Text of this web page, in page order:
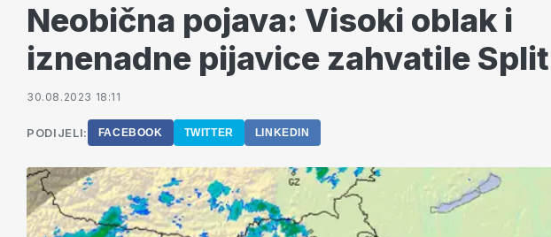
Neobična pojava: Visoki oblak i
iznenadne pijavice zahvatile Split
30.08.2023 18:11
PODIJELI: FACEBOOK TWITTER LINKEDIN